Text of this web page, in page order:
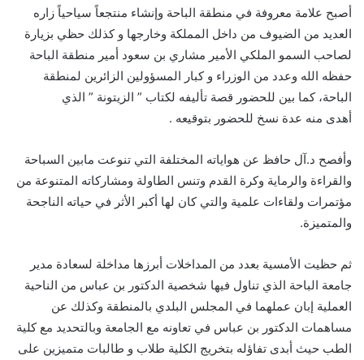
أصبح علامة معروفة في منطقة الباحة وإنشاء منتجعاً سياحياً زاره
العديد من الضيوف من داخل المملكة وخارجها و كذلك حظي بزيارة
لصاحب السمو الملكي الأمير مشاري بن سعود أمير منطقة الباحة
حفظه الله وعدد من الوزراء و كبار المسؤولين الزائرين لمنطقة
الباحة، كما بين للحضور قصة تأليفه لكتاب ” الزيتونة ” الذي
أهدى منه عدة نسخ للحضور بتوقيعه .
وأفصح د.آل حافظ عن هواياته المختلفة التي تنوعت مابين السباحة
والقراءة والرماية وكرة القدم وتنس الطاولة ومشاركاته المتنوعة من
مؤتمرات ولقاءات علمية والتي كان لها أكبر الأثر في حياته الناجحة
والمتميزة.
ثم حظيت الأمسية بعدد من المداخلات أبرزها مداخلة لسعادة مدير
جامعة الباحة الذي تناول فيها شخصية الدكتور بن عباس من الناحية
العملية إبان عملهما في المجلس البلدي بالمنطقة وكذلك عن
مساهمات الدكتور بن عباس في تعاونه مع الجامعة وبالتحديد مع كلية
الطب حيث أبدى تفاؤله بتخريج الكلية طلاب و طالبات متميزين على